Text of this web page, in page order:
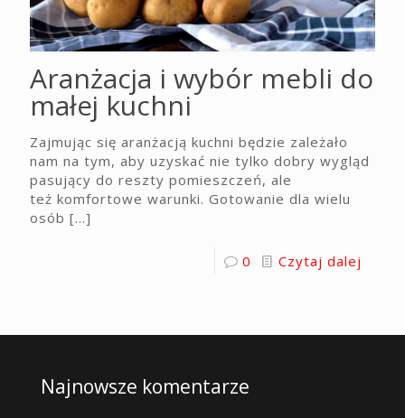
Aranżacja i wybór mebli do
małej kuchni
Zajmując się aranżacją kuchni będzie zależało
nam na tym, aby uzyskać nie tylko dobry wygląd
pasujący do reszty pomieszczeń, ale
też komfortowe warunki. Gotowanie dla wielu
osób […]
0 Czytaj dalej
Najnowsze komentarze